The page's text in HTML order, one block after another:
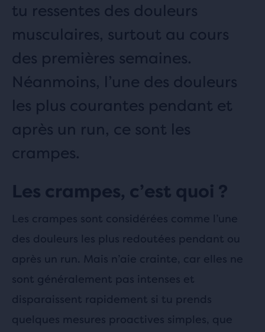
tu ressentes des douleurs
musculaires, surtout au cours
des premières semaines.
Néanmoins, l’une des douleurs
les plus courantes pendant et
après un run, ce sont les
crampes.
Les crampes, c’est quoi ?
Les crampes sont considérées comme l’une
des douleurs les plus redoutées pendant ou
après un run. Mais n’aie crainte, car elles ne
sont généralement pas intenses et
disparaissent rapidement si tu prends
quelques mesures proactives simples, que